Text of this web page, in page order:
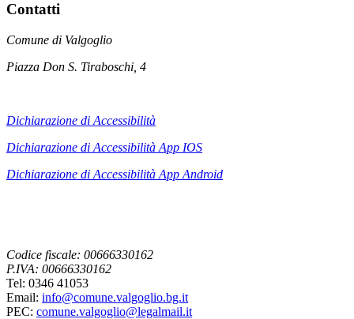
Contatti
Comune di Valgoglio
Piazza Don S. Tiraboschi, 4
Dichiarazione di Accessibilità
Dichiarazione di Accessibilità App IOS
Dichiarazione di Accessibilità App Android
Codice fiscale: 00666330162
P.IVA: 00666330162
Tel: 0346 41053
Email: info@comune.valgoglio.bg.it
PEC: comune.valgoglio@legalmail.it